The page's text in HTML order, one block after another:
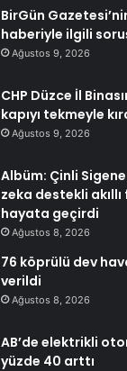
BirGün
haberiyle ilgili
Ağustos 9, 2026
CHP Düzce İl
kapıyı tekmeyle
Ağustos 9, 2026
Albüm: Çinli
zeka destekli
hayata geçirdi
Ağustos 8, 2026
76 köprülü dev
verildi
Ağustos 8, 2026
AB’de elektrikli
yüzde 40 arttı